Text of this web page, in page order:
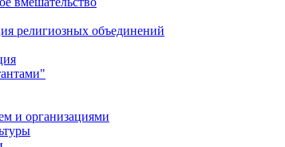
религиозных объединений
и организациями